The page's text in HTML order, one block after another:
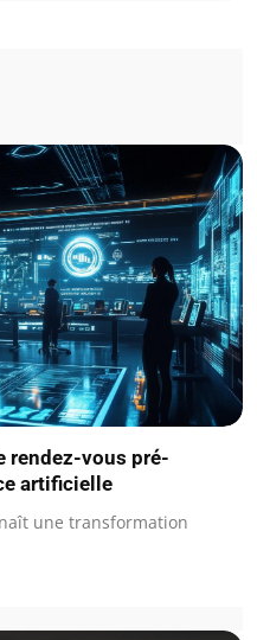
rendez-vous pré-
artificielle
une transformation